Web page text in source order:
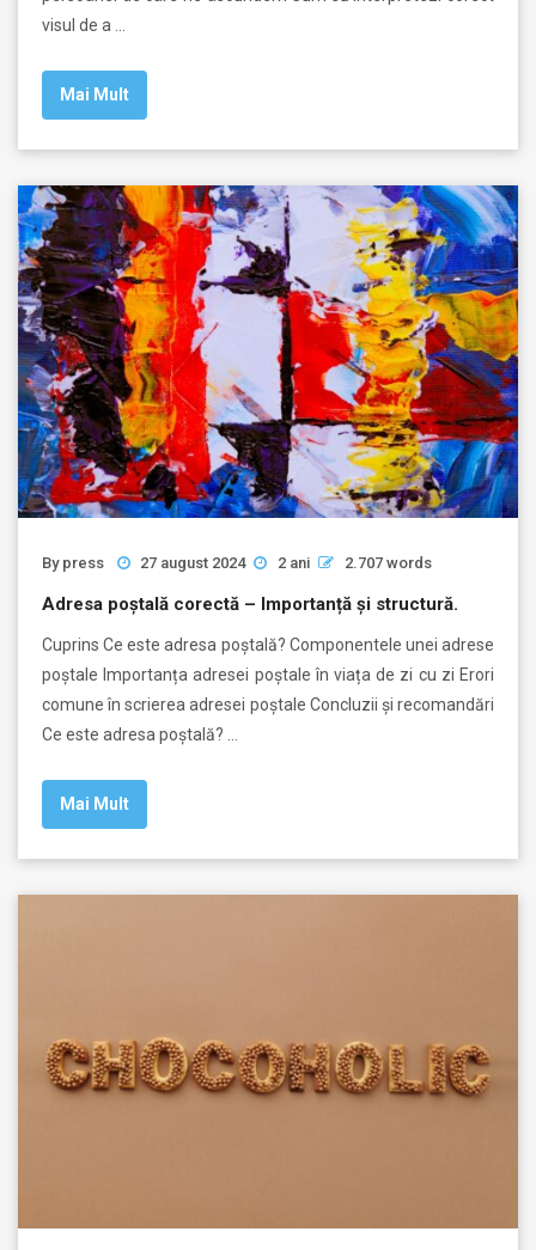
visul de a …
Mai Mult
By press 27 august 2024 2 ani 2.707 words
Adresa poștală corectă – Importanță și structură.
Cuprins Ce este adresa poștală? Componentele unei adrese
poștale Importanța adresei poștale în viața de zi cu zi Erori
comune în scrierea adresei poștale Concluzii și recomandări
Ce este adresa poștală? …
Mai Mult